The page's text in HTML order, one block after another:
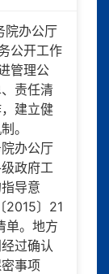
院办公厅
公开工作
管理公
责任清
建立健
。
办公厅
政府工
导意
2015〕21
单。地方
过确认
事项